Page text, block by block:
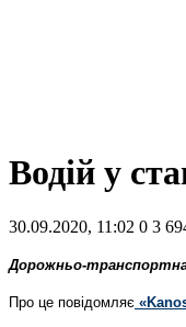
Водій у
30.09.2020, 11:02 0 3
Дорожньо-транспортна
Про це повідомляє